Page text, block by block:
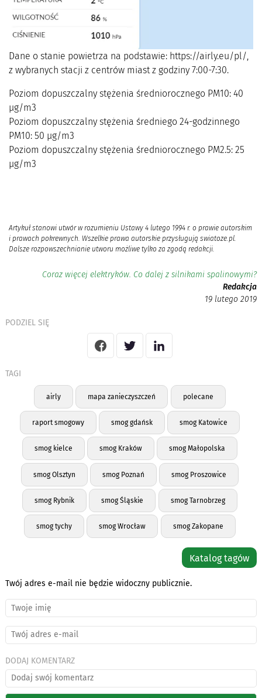
Dane o stanie powietrza na podstawie: https://airly.eu/pl/,
z wybranych stacji z centrów miast z godziny 7:00-7:30.
Poziom dopuszczalny stężenia średniorocznego PM10: 40
μg/m3
Poziom dopuszczalny stężenia średniego 24-godzinnego
PM10: 50 μg/m3
Poziom dopuszczalny stężenia średniorocznego PM2.5: 25
μg/m3
Artykuł stanowi utwór w rozumieniu Ustawy 4 lutego 1994 r. o prawie autorskim
i prawach pokrewnych. Wszelkie prawa autorskie przysługują swiatoze.pl.
Dalsze rozpowszechnianie utworu możliwe tylko za zgodą redakcji.
Coraz więcej elektryków. Co dalej z silnikami spalinowymi?
Redakcja
19 lutego 2019
PODZIEL SIĘ
TAGI
airly mapa zanieczyszczeń polecane
raport smogowy smog gdańsk smog Katowice
smog kielce smog Kraków smog Małopolska
smog Olsztyn smog Poznań smog Proszowice
smog Rybnik smog Śląskie smog Tarnobrzeg
smog tychy smog Wrocław smog Zakopane
Katalog tagów
Twój adres e-mail nie będzie widoczny publicznie.
DODAJ KOMENTARZ